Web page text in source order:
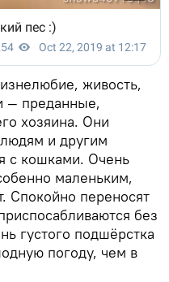
живость,
— преданные,
хозяина. Они
и другим
с кошками. Очень
маленьким,
Спокойно переносят
без
густого подшёрстка
погоду, чем в